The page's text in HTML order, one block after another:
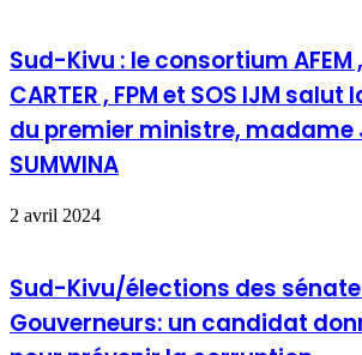
Sud-Kivu : le consortium AFEM ,
CARTER , FPM et SOS IJM
du premier ministre, madame
SUMWINA
2 avril 2024
Sud-Kivu/élections des
Gouverneurs: un candidat